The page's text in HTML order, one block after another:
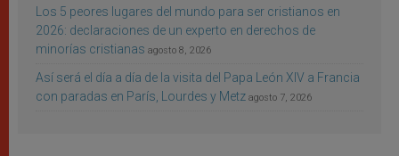
Los 5 peores lugares del mundo para ser cristianos en
2026: declaraciones de un experto en derechos de
minorías cristianas agosto 8, 2026
Así será el día a día de la visita del Papa León XIV a Francia
con paradas en París, Lourdes y Metz agosto 7, 2026